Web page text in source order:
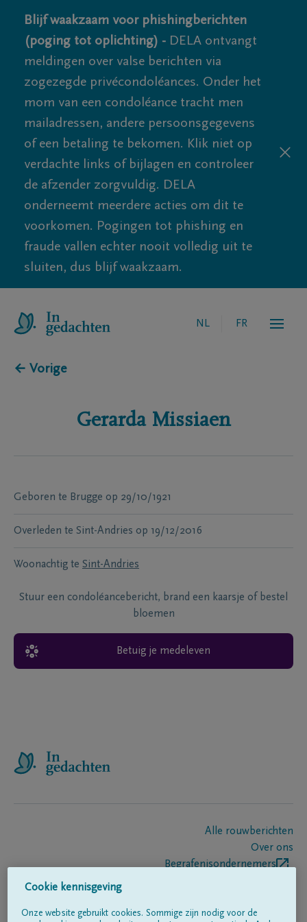
Blijf waakzaam voor phishingberichten
(poging tot oplichting) - DELA ontvangt
meldingen over valse berichten via
zogezegde privécondoléances. Onder het
mom van een condoléance tracht men
mailadressen, andere persoonsgegevens
of een betaling te bekomen. Klik niet op
verdachte links of bijlagen en controleer
de afzender zorgvuldig. DELA
onderneemt meerdere acties om dit te
voorkomen. Pogingen tot phishing en
fraude vallen echter nooit volledig uit te
sluiten, dus blijf waakzaam.
NL FR
← Vorige
Gerarda Missiaen
Geboren te Brugge op 29/10/1921
Overleden te Sint-Andries op 19/12/2016
Woonachtig te Sint-Andries
Stuur een condoléancebericht, brand een kaarsje of bestel
bloemen
Betuig je medeleven
Alle rouwberichten
Over ons
Begrafenisondernemers
Cookie kennisgeving
Onze website gebruikt cookies. Sommige zijn nodig voor de